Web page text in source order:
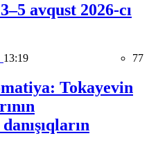
avqust 2026-cı
13:19 77
Tokayevin